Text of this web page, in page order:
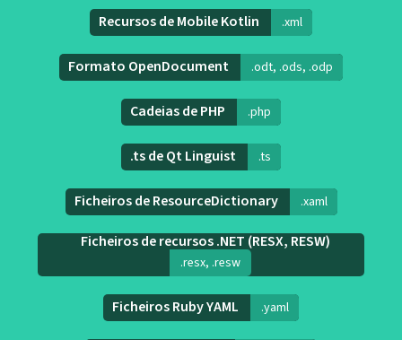
Recursos de Mobile Kotlin .xml
Formato OpenDocument .odt, .ods, .odp
Cadeias de PHP .php
.ts de Qt Linguist .ts
Ficheiros de ResourceDictionary .xaml
Ficheiros de recursos .NET (RESX, RESW)
.resx, .resw
Ficheiros Ruby YAML .yaml